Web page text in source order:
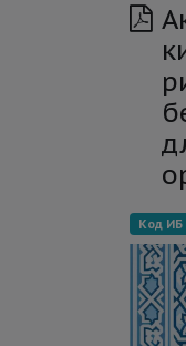
Код ИБ